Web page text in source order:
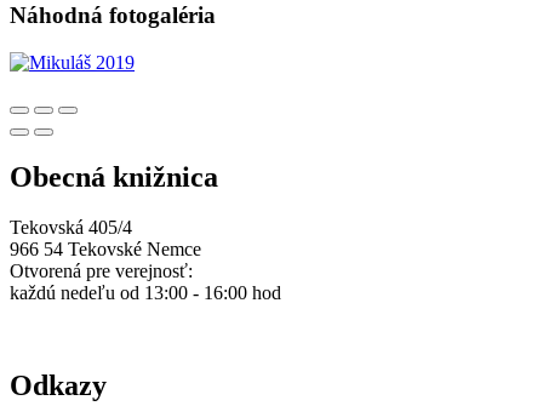
Náhodná fotogaléria
Obecná knižnica
Tekovská 405/4
966 54 Tekovské Nemce
Otvorená pre verejnosť:
každú nedeľu od 13:00 - 16:00 hod
Odkazy